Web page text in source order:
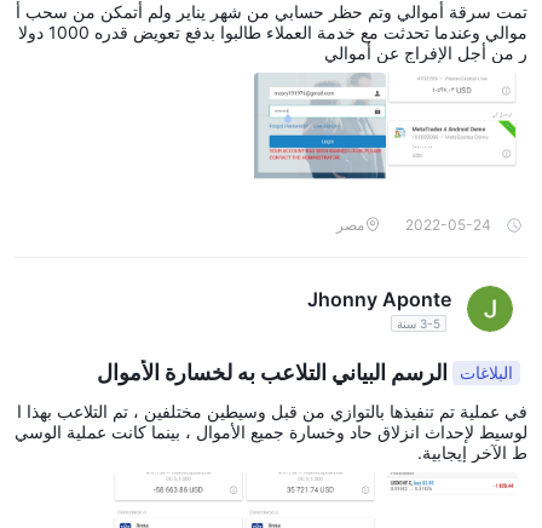
تمت سرقة أموالي وتم حظر حسابي من شهر يناير ولم أتمكن من سحب أ
موالي وعندما تحدثت مع خدمة العملاء طالبوا بدفع تعويض قدره 1000 دولا
ر من أجل الإفراج عن أموالي
2022-05-24 مصر
Jhonny Aponte
3-5 سنة
البلاغات الرسم البياني التلاعب به لخسارة الأموال
في عملية تم تنفيذها بالتوازي من قبل وسيطين مختلفين ، تم التلاعب بهذا ا
لوسيط لإحداث انزلاق حاد وخسارة جميع الأموال ، بينما كانت عملية الوسي
ط الآخر إيجابية.